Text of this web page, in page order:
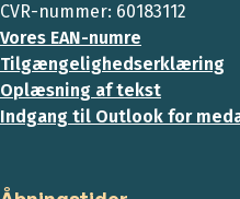
CVR-nummer: 60183112
Vores EAN-numre
Tilgængelighedserklæring
Oplæsning af tekst
Indgang til Outlook for